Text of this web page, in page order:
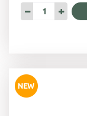
Кокосова олія